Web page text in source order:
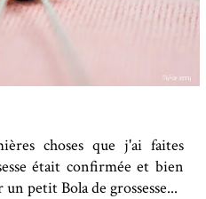
choses que j'ai faites
était confirmée et bien
petit Bola de grossesse...